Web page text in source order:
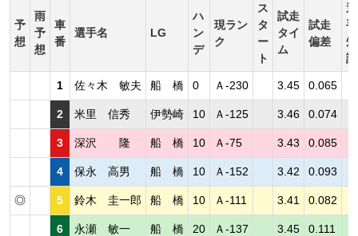
予
想
雨
予
想
車
番
選手名 LG
ハ
ン
デ
現ラン
ク
ス
タ
ー
ト
試走
タイ
ム
試走
偏差
選
手
短
評
1 佐々木 敏夫 船 橋 0 Ａ-230 3.45 0.065
2 米里 信秀 伊勢崎 10 Ａ-125 3.46 0.074
3 深沢 隆 船 橋 10 Ａ-75 3.43 0.085
4 保永 高男 船 橋 10 Ａ-152 3.42 0.093
◎ 5 鈴木 圭一郎 船 橋 10 Ａ-111 3.41 0.082
6 永瀬 敏一 船 橋 20 Ａ-137 3.45 0.111